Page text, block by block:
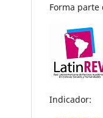
Forma parte
Indicador: